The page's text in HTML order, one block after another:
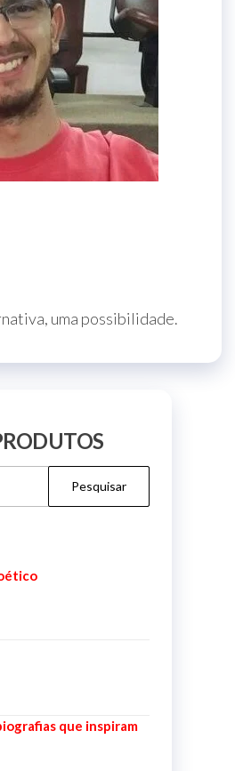
uma possibilidade.
que inspiram